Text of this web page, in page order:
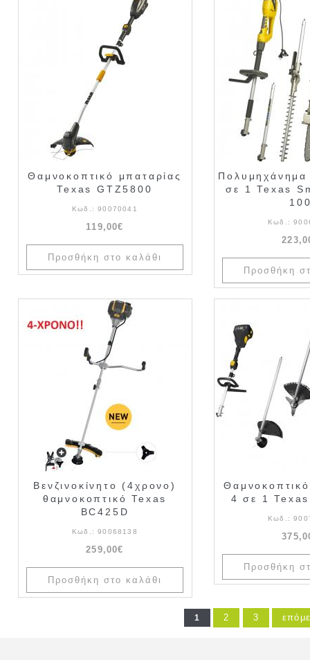
Θαμνοκοπτικό μπαταρίας
Texas GTZ5800
Κωδ.: 90070041
119,00€
Πολυμηχάνημα
σε 1 Texas
Κωδ.:
Βενζινοκίνητο (4χρονο)
θαμνοκοπτικό Texas
BC425D
Κωδ.: 90068138
259,00€
4 σε 1
Κωδ.:
1 2 3